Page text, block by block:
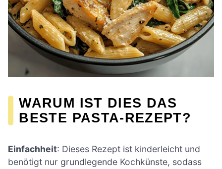
WARUM IST DIES DAS
BESTE PASTA-REZEPT?
Einfachheit: Dieses Rezept ist kinderleicht und
benötigt nur grundlegende Kochkünste, sodass